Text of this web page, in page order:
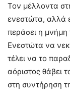
Τον μέλλοντα
ενεστώτα, αλλά
περάσει η μνήμη
Ενεστώτα να
τέλει να το
αόριστος θάβει
στη συντήρηση